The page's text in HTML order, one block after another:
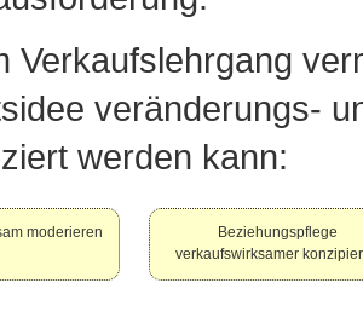
Verkaufslehrgang
veränderungs-
werden kann:
moderieren
Beziehungspflege
verkaufswirksamer